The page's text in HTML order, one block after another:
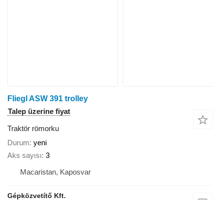
Fliegl ASW 391 trolley
Talep üzerine fiyat
Traktör römorku
Durum yeni
Aks sayısı 3
Macaristan, Kaposvar
Gépközvetítő Kft.